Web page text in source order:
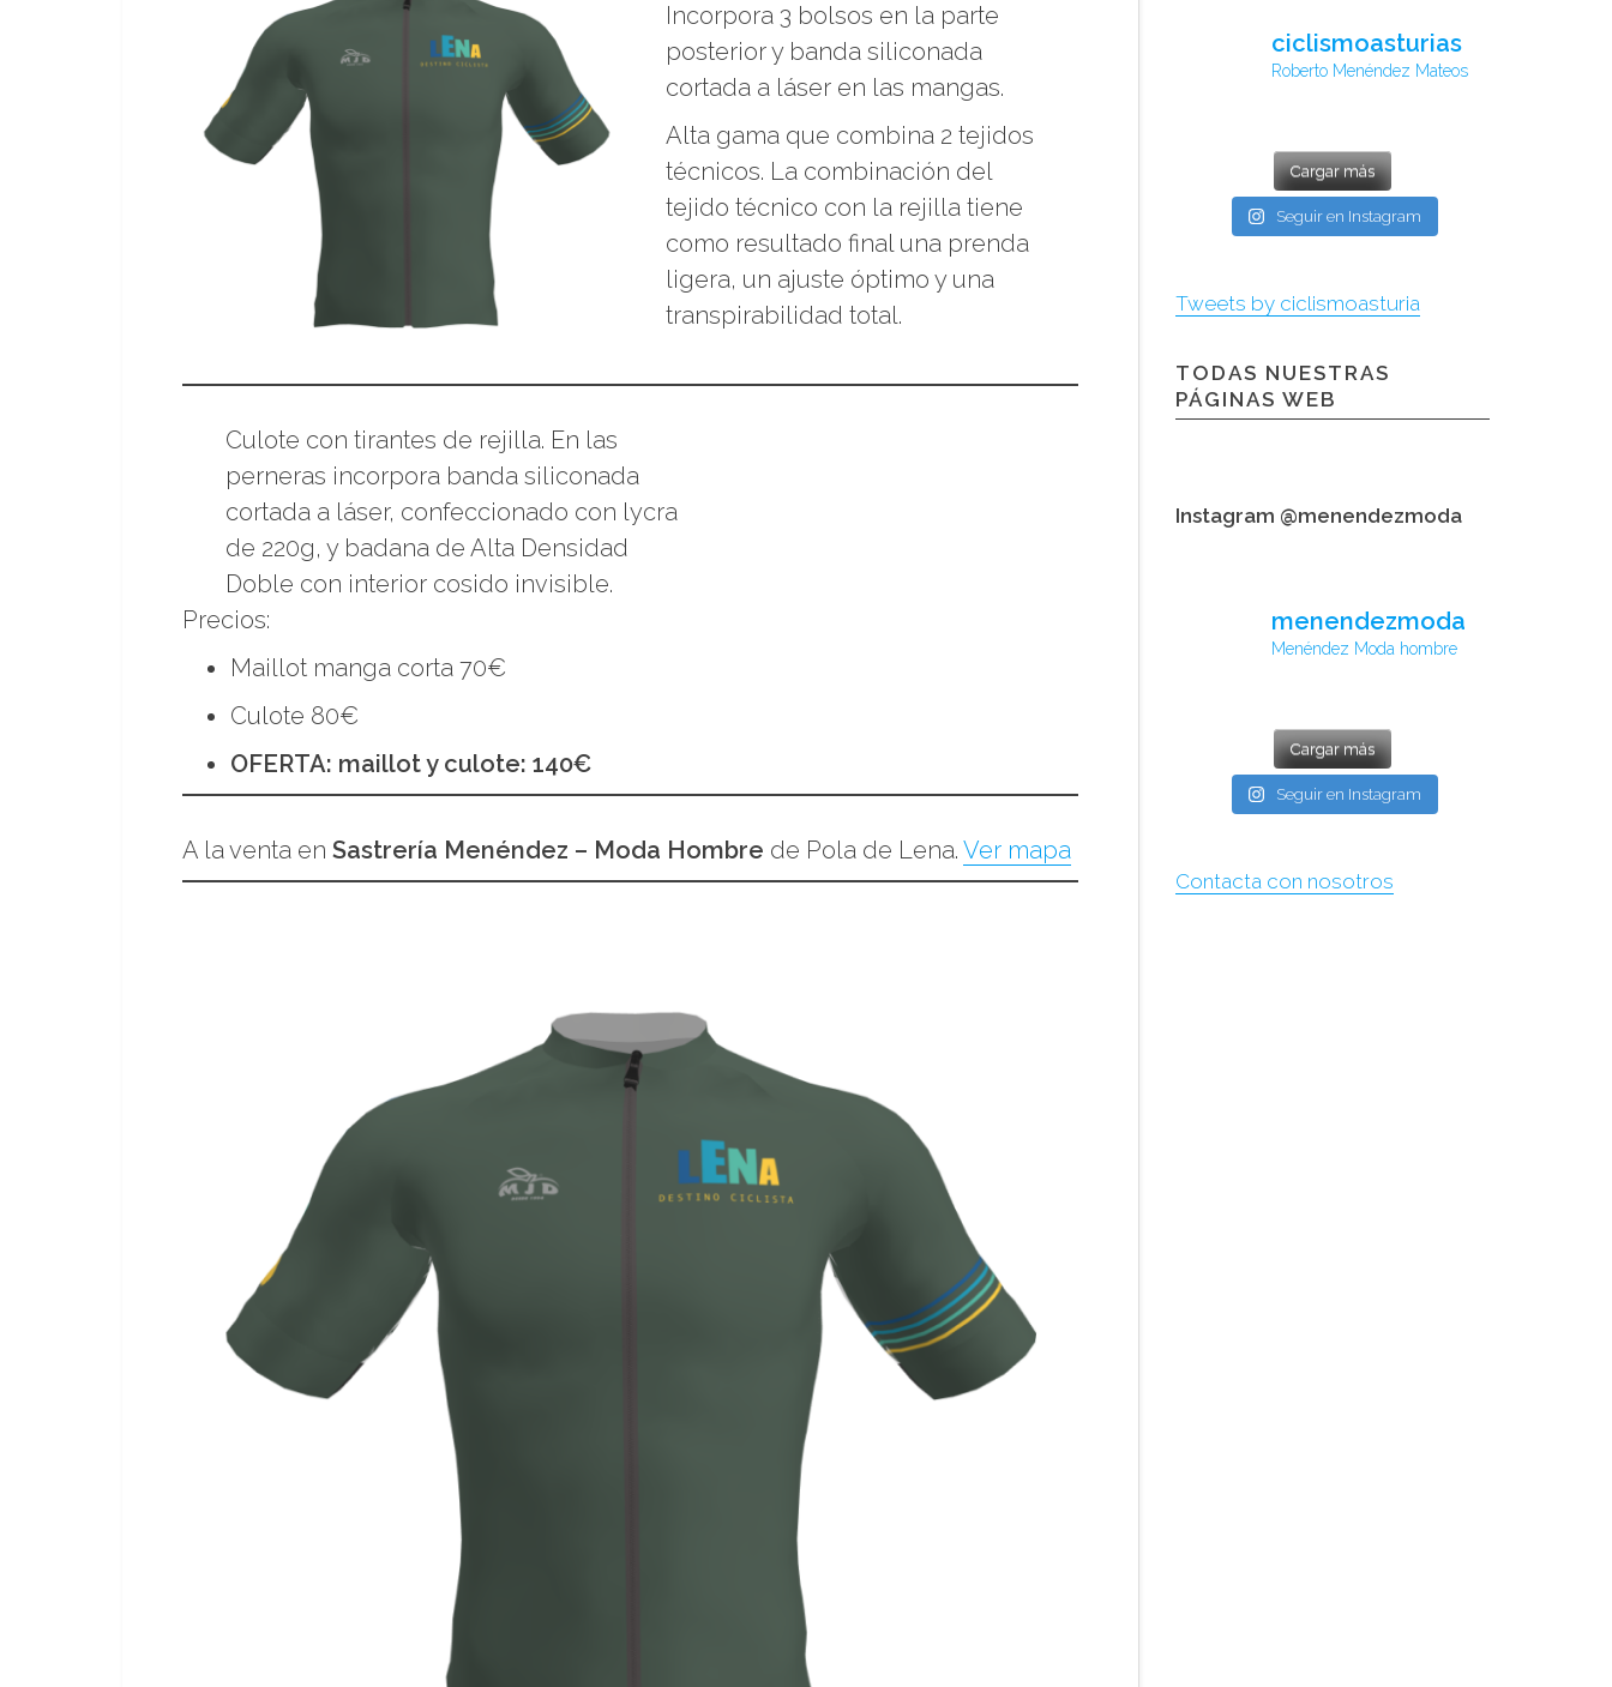
Incorpora 3 bolsos en la parte
posterior y banda siliconada
cortada a láser en las mangas.
Alta gama que combina 2 tejidos
técnicos. La combinación del
tejido técnico con la rejilla tiene
como resultado final una prenda
ligera, un ajuste óptimo y una
transpirabilidad total.
Culote con tirantes de rejilla. En las
perneras incorpora banda siliconada
cortada a láser, confeccionado con lycra
de 220g, y badana de Alta Densidad
Doble con interior cosido invisible.
Precios:
Maillot manga corta 70€
Culote 80€
OFERTA: maillot y culote: 140€
A la venta en Sastrería Menéndez – Moda Hombre de Pola de Lena. Ver mapa
ciclismoasturias
Roberto Menéndez Mateos
Cargar más
Seguir en Instagram
Tweets by ciclismoasturia
TODAS NUESTRAS
PÁGINAS WEB
Instagram @menendezmoda
menendezmoda
Menéndez Moda hombre
Cargar más
Seguir en Instagram
Contacta con nosotros